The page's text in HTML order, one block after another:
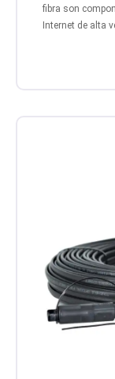
fibra son
Internet de alta